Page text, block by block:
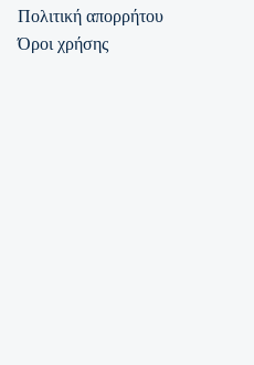
Πολιτική απορρήτου
Όροι χρήσης